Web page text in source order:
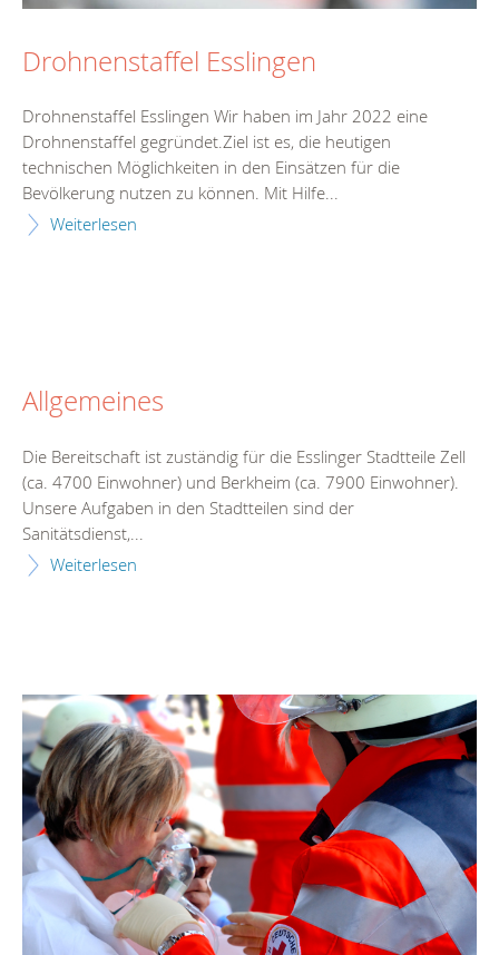
Drohnenstaffel Esslingen
Drohnenstaffel Esslingen Wir haben im Jahr 2022 eine
Drohnenstaffel gegründet.Ziel ist es, die heutigen
technischen Möglichkeiten in den Einsätzen für die
Bevölkerung nutzen zu können. Mit Hilfe...
Weiterlesen
Allgemeines
Die Bereitschaft ist zuständig für die Esslinger Stadtteile Zell
(ca. 4700 Einwohner) und Berkheim (ca. 7900 Einwohner).
Unsere Aufgaben in den Stadtteilen sind der
Sanitätsdienst,...
Weiterlesen